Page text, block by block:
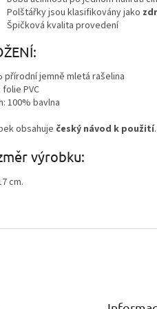
Polštářky jsou klasifikovány jako
Špičková kvalita provedení
přírodní jemně mletá rašelina
folie PVC
100% bavlna
obsahuje český návod k použití.
výrobku:
cm.